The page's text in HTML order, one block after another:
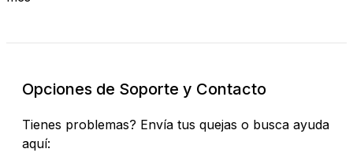
Opciones de Soporte y Contacto
Tienes problemas? Envía tus quejas o busca ayuda
aquí: